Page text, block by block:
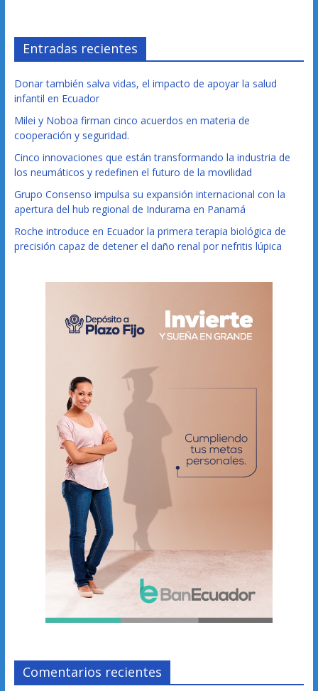
Entradas recientes
Donar también salva vidas, el impacto de apoyar la salud
infantil en Ecuador
Milei y Noboa firman cinco acuerdos en materia de
cooperación y seguridad.
Cinco innovaciones que están transformando la industria de
los neumáticos y redefinen el futuro de la movilidad
Grupo Consenso impulsa su expansión internacional con la
apertura del hub regional de Indurama en Panamá
Roche introduce en Ecuador la primera terapia biológica de
precisión capaz de detener el daño renal por nefritis lúpica
Comentarios recientes